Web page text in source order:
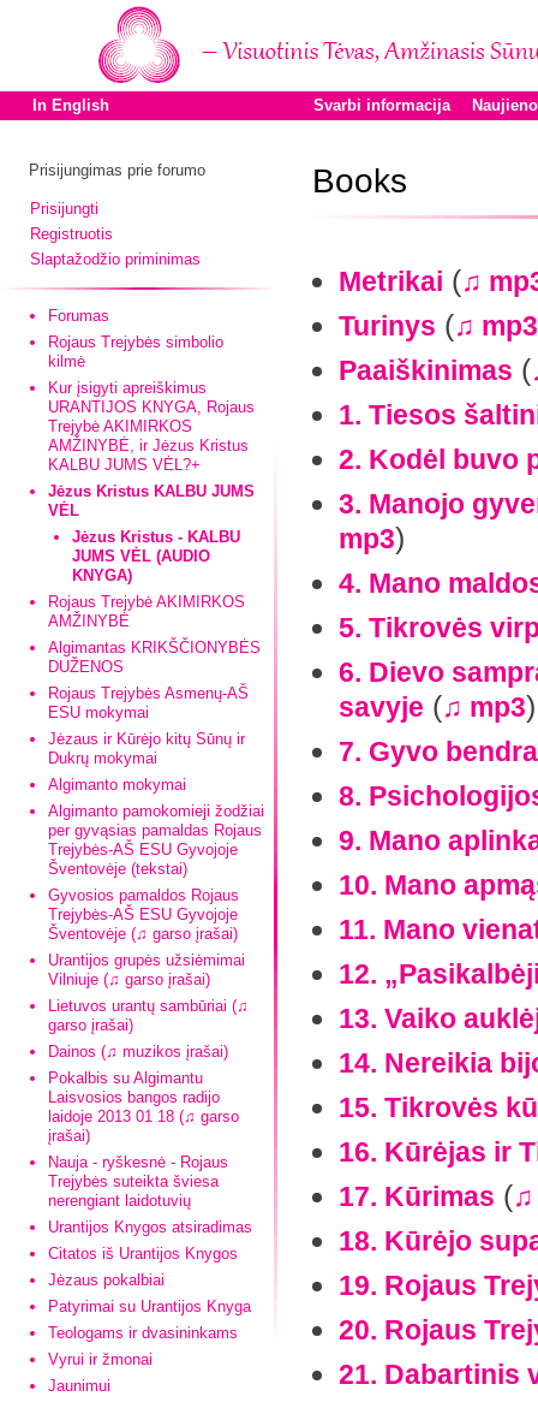
In English Svarbi informacija
Prisijungimas prie forumo
Prisijungti
Registruotis
Slaptažodžio priminimas
Forumas
Rojaus Trejybės simbolio
kilmė
Kur įsigyti apreiškimus
URANTIJOS KNYGA, Rojaus
Trejybė AKIMIRKOS
AMŽINYBĖ, ir Jėzus Kristus
KALBU JUMS VĖL?+
Jėzus Kristus KALBU JUMS
VĖL
Jėzus Kristus - KALBU
JUMS VĖL (AUDIO
KNYGA)
Rojaus Trejybė AKIMIRKOS
AMŽINYBĖ
Algimantas KRIKŠČIONYBĖS
DUŽENOS
Rojaus Trejybės Asmenų-AŠ
ESU mokymai
Jėzaus ir Kūrėjo kitų Sūnų ir
Dukrų mokymai
Algimanto mokymai
Algimanto pamokomieji žodžiai
per gyvąsias pamaldas Rojaus
Trejybės-AŠ ESU Gyvojoje
Šventovėje (tekstai)
Gyvosios pamaldos Rojaus
Trejybės-AŠ ESU Gyvojoje
Šventovėje (♫ garso įrašai)
Urantijos grupės užsiėmimai
Vilniuje (♫ garso įrašai)
Lietuvos urantų sambūriai (♫
garso įrašai)
Dainos (♫ muzikos įrašai)
Pokalbis su Algimantu
Laisvosios bangos radijo
laidoje 2013 01 18 (♫ garso
įrašai)
Nauja - ryškesnė - Rojaus
Trejybės suteikta šviesa
nerengiant laidotuvių
Urantijos Knygos atsiradimas
Citatos iš Urantijos Knygos
Jėzaus pokalbiai
Patyrimai su Urantijos Knyga
Teologams ir dvasininkams
Vyrui ir žmonai
Jaunimui
Books
Metrikai (♫
Turinys (♫ mp3
Paaiškinimas (
1. Tiesos
2. Kodėl buvo
3. Manojo
mp3)
4. Mano
5. Tikrovės
6. Dievo
savyje (♫ mp3)
7. Gyvo
8.
9. Mano
10. Mano
11. Mano
12.
13. Vaiko
14. Nereikia
15. Tikrovės
16. Kūrėjas ir
17. Kūrimas (♫
18. Kūrėjo
19. Rojaus
20. Rojaus
21. Dabartinis